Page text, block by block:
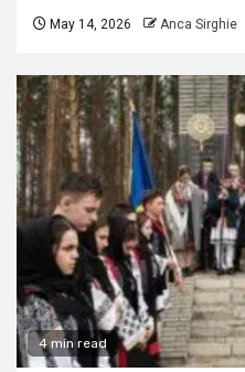
May 14, 2026 Anca Sirghie
4 min read